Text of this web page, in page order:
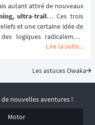
autant attiré de nouveaux
ultra-trail… Ces trois
et une certaine idée de
logiques radicalement
c'est aussi mieux cibler
Lire la suite...
Les astuces Owaka
nouvelles aventures !
Motor